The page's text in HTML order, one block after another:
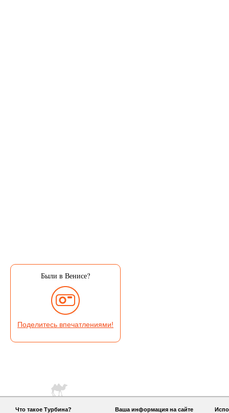
Были в Венисе?
Поделитесь впечатлениями!
Что такое Турбина?
Ваша информация на сайте